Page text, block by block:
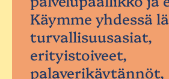
Käymme yhdessä
turvallisuusasiat,
erityistoiveet,
palaverikäytännöt,